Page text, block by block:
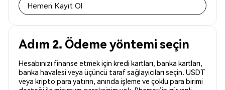
Hemen Kayıt Ol
Adım 2. Ödeme yöntemi seçin
Hesabınızı finanse etmek için kredi kartları, banka kartları,
banka havalesi veya üçüncü taraf sağlayıcıları seçin. USDT
veya kripto para yatırın, anında işleme ve çoklu para birimi